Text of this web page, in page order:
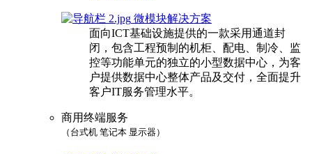
微模块解决方案
面向ICT基础设施提供的一款采用通道封
闭，包含工程预制的机柜、配电、制冷、监
控等功能单元的独立的小型数据中心，为客
户提供数据中心整体产品及交付，全面提升
客户IT服务管理水平。
商用终端服务
（台式机 笔记本 显示器）